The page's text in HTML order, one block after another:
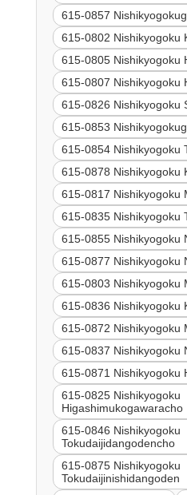
615-0857
615-0802 Nishikyogoku
615-0805 Nishikyogoku
615-0807 Nishikyogoku
615-0826 Nishikyogoku
615-0853
615-0854 Nishikyogoku
615-0878 Nishikyogoku
615-0817 Nishikyogoku
615-0835 Nishikyogoku
615-0855 Nishikyogoku
615-0877 Nishikyogoku
615-0803 Nishikyogoku
615-0836 Nishikyogoku
615-0872 Nishikyogoku
615-0837 Nishikyogoku
615-0871 Nishikyogoku
615-0825 Nishikyogoku
Higashimukogawaracho
615-0846 Nishikyogoku
Tokudaijidangodencho
615-0875 Nishikyogoku
Tokudaijinishidangoden